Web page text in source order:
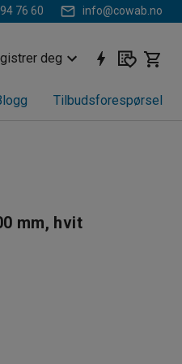
76 60 info@cowab.no
deg
Tilbudsforespørsel
mm, hvit